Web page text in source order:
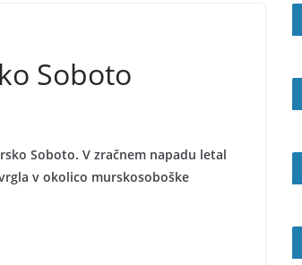
Soboto
Soboto. V zračnem napadu letal
v okolico murskosoboške